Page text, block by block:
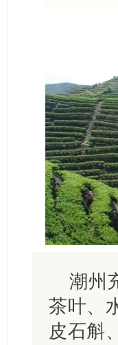
潮州
茶叶、
皮石斛